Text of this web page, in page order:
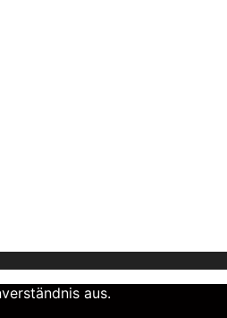
aus.